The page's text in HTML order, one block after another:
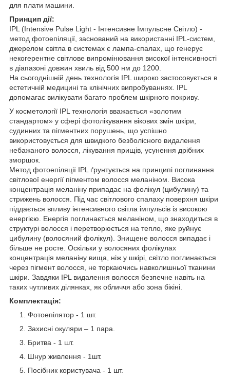
для плати машини.
Принцип дії:
IPL (Intensive Pulse Light - Інтенсивне Імпульсне Світло) -
метод фотоепіляції, заснований на використанні IPL-систем,
джерелом світла в системах є лампа-спалах, що генерує
некогерентне світлове випромінювання високої інтенсивності
в діапазоні довжин хвиль від 500 нм до 1200.
На сьогоднішній день технологія IPL широко застосовується в
естетичній медицині та клінічних випробуваннях. IPL
допомагає вилікувати багато проблем шкірного покриву.
У косметології IPL технологія вважається «золотим
стандартом» у сфері фотолікування вікових змін шкіри,
судинних та пігментних порушень, що успішно
використовується для швидкого безболісного видалення
небажаного волосся, лікування прищів, усунення дрібних
зморшок.
Метод фотоепіляції IPL ґрунтується на принципі поглинання
світлової енергії пігментом волосся меланіном. Висока
концентрація меланіну припадає на фолікул (цибулину) та
стрижень волосся. Під час світлового спалаху поверхня шкіри
піддається впливу інтенсивного світла імпульсів із високою
енергією. Енергія поглинається меланіном, що знаходиться в
структурі волосся і перетворюється на тепло, яке руйнує
цибулину (волосяний фолікул). Знищене волосся випадає і
більше не росте. Оскільки у волосяних фолікулах
концентрація меланіну вища, ніж у шкірі, світло поглинається
через пігмент волосся, не торкаючись навколишньої тканини
шкіри. Завдяки IPL видалення волосся безпечне навіть на
таких чутливих ділянках, як обличчя або зона бікіні.
Комплектація:
Фотоепілятор - 1 шт.
Захисні окуляри – 1 пара.
Бритва - 1 шт.
Шнур живлення - 1шт.
Посібник користувача - 1 шт.